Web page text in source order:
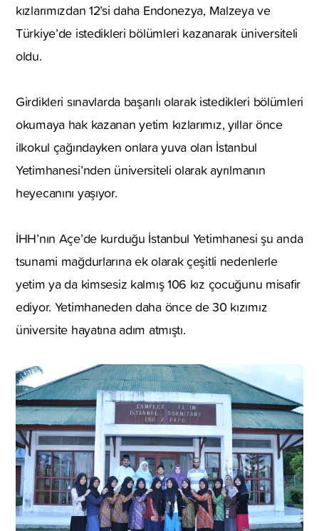
kızlarımızdan 12’si daha Endonezya, Malzeya ve
Türkiye’de istedikleri bölümleri kazanarak üniversiteli
oldu.
Girdikleri sınavlarda başarılı olarak istedikleri bölümleri
okumaya hak kazanan yetim kızlarımız, yıllar önce
ilkokul çağındayken onlara yuva olan İstanbul
Yetimhanesi’nden üniversiteli olarak ayrılmanın
heyecanını yaşıyor.
İHH’nın Açe’de kurduğu İstanbul Yetimhanesi şu anda
tsunami mağdurlarına ek olarak çeşitli nedenlerle
yetim ya da kimsesiz kalmış 106 kız çocuğunu misafir
ediyor. Yetimhaneden daha önce de 30 kızımız
üniversite hayatına adım atmıştı.